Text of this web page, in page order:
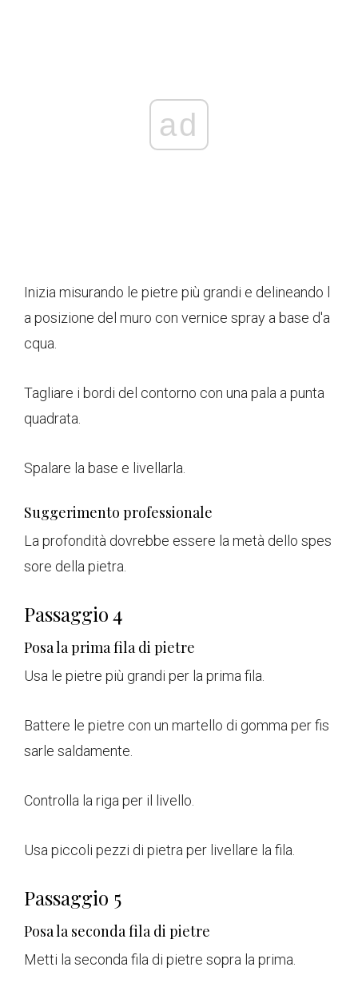
ad
Inizia misurando le pietre più grandi e delineando l
a posizione del muro con vernice spray a base d'a
cqua.
Tagliare i bordi del contorno con una pala a punta
quadrata.
Spalare la base e livellarla.
Suggerimento professionale
La profondità dovrebbe essere la metà dello spes
sore della pietra.
Passaggio 4
Posa la prima fila di pietre
Usa le pietre più grandi per la prima fila.
Battere le pietre con un martello di gomma per fis
sarle saldamente.
Controlla la riga per il livello.
Usa piccoli pezzi di pietra per livellare la fila.
Passaggio 5
Posa la seconda fila di pietre
Metti la seconda fila di pietre sopra la prima.